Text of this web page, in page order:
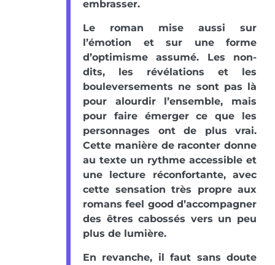
embrasser.
Le roman mise aussi sur
l’émotion et sur une forme
d’optimisme assumé. Les non-
dits, les révélations et les
bouleversements ne sont pas là
pour alourdir l’ensemble, mais
pour faire émerger ce que les
personnages ont de plus vrai.
Cette manière de raconter donne
au texte un rythme accessible et
une lecture réconfortante, avec
cette sensation très propre aux
romans feel good d’accompagner
des êtres cabossés vers un peu
plus de lumière.
En revanche, il faut sans doute